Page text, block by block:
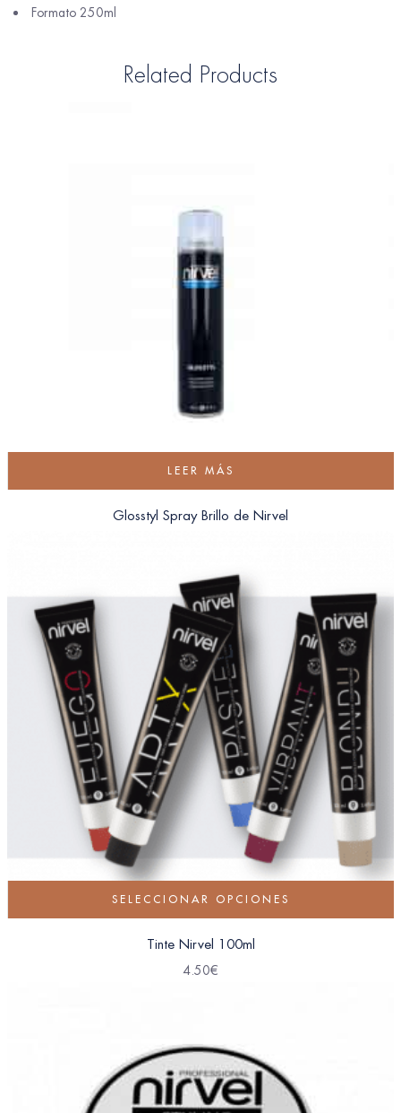
Formato 250ml
Related Products
LEER MÁS
Glosstyl Spray Brillo de Nirvel
SELECCIONAR OPCIONES
Tinte Nirvel 100ml
4.50€